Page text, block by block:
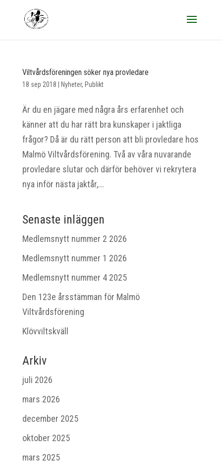
Viltvårdsföreningen söker nya provledare
18 sep 2018 Nyheter, Publikt
Är du en jägare med några års erfarenhet och
känner att du har rätt bra kunskaper i jaktliga
frågor? Då är du rätt person att bli provledare hos
Malmö Viltvårdsförening. Två av våra nuvarande
provledare slutar och därför behöver vi rekrytera
nya inför nästa jaktår,...
Senaste inläggen
Medlemsnytt nummer 2 2026
Medlemsnytt nummer 1 2026
Medlemsnytt nummer 4 2025
Den 123e årsstämman för Malmö
Viltvårdsförening
Klövviltskväll
Arkiv
juli 2026
mars 2026
december 2025
oktober 2025
mars 2025